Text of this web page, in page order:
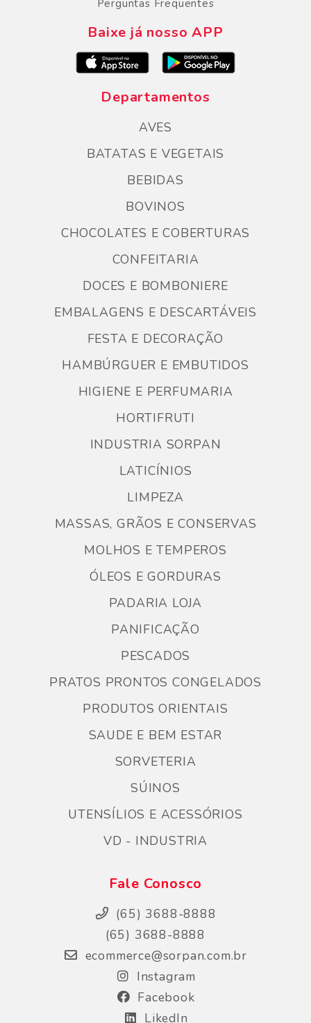
Perguntas Frequentes
Baixe já nosso APP
Departamentos
AVES
BATATAS E VEGETAIS
BEBIDAS
BOVINOS
CHOCOLATES E COBERTURAS
CONFEITARIA
DOCES E BOMBONIERE
EMBALAGENS E DESCARTÁVEIS
FESTA E DECORAÇÃO
HAMBÚRGUER E EMBUTIDOS
HIGIENE E PERFUMARIA
HORTIFRUTI
INDUSTRIA SORPAN
LATICÍNIOS
LIMPEZA
MASSAS, GRÃOS E CONSERVAS
MOLHOS E TEMPEROS
ÓLEOS E GORDURAS
PADARIA LOJA
PANIFICAÇÃO
PESCADOS
PRATOS PRONTOS CONGELADOS
PRODUTOS ORIENTAIS
SAUDE E BEM ESTAR
SORVETERIA
SÚINOS
UTENSÍLIOS E ACESSÓRIOS
VD - INDUSTRIA
Fale Conosco
(65) 3688-8888
(65) 3688-8888
ecommerce@sorpan.com.br
Instagram
Facebook
LikedIn